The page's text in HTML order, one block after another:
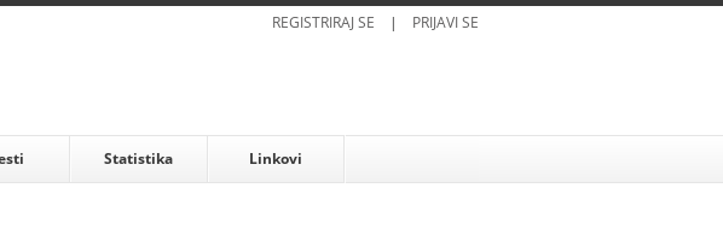
REGISTRIRAJ SE | PRIJAVI SE
Statistika Linkovi